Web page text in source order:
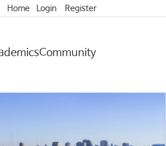
Home Login Register
Community